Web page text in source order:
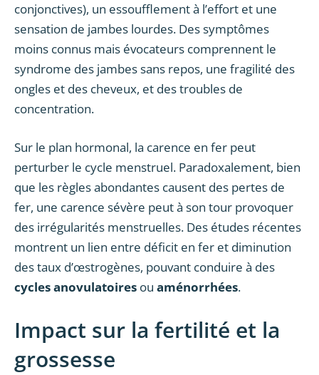
conjonctives), un essoufflement à l’effort et une
sensation de jambes lourdes. Des symptômes
moins connus mais évocateurs comprennent le
syndrome des jambes sans repos, une fragilité des
ongles et des cheveux, et des troubles de
concentration.
Sur le plan hormonal, la carence en fer peut
perturber le cycle menstruel. Paradoxalement, bien
que les règles abondantes causent des pertes de
fer, une carence sévère peut à son tour provoquer
des irrégularités menstruelles. Des études récentes
montrent un lien entre déficit en fer et diminution
des taux d’œstrogènes, pouvant conduire à des
cycles anovulatoires ou aménorrhées.
Impact sur la fertilité et la
grossesse